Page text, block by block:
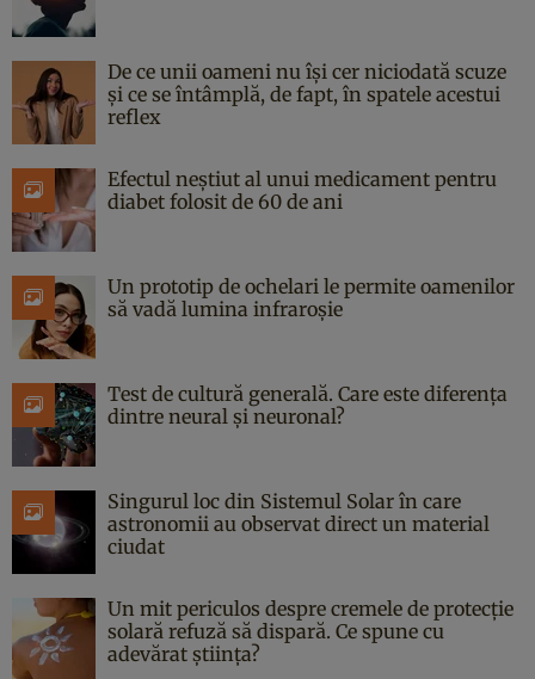
De ce unii oameni nu își cer niciodată scuze
și ce se întâmplă, de fapt, în spatele acestui
reflex
Efectul neștiut al unui medicament pentru
diabet folosit de 60 de ani
Un prototip de ochelari le permite oamenilor
să vadă lumina infraroșie
Test de cultură generală. Care este diferența
dintre neural și neuronal?
Singurul loc din Sistemul Solar în care
astronomii au observat direct un material
ciudat
Un mit periculos despre cremele de protecție
solară refuză să dispară. Ce spune cu
adevărat știința?